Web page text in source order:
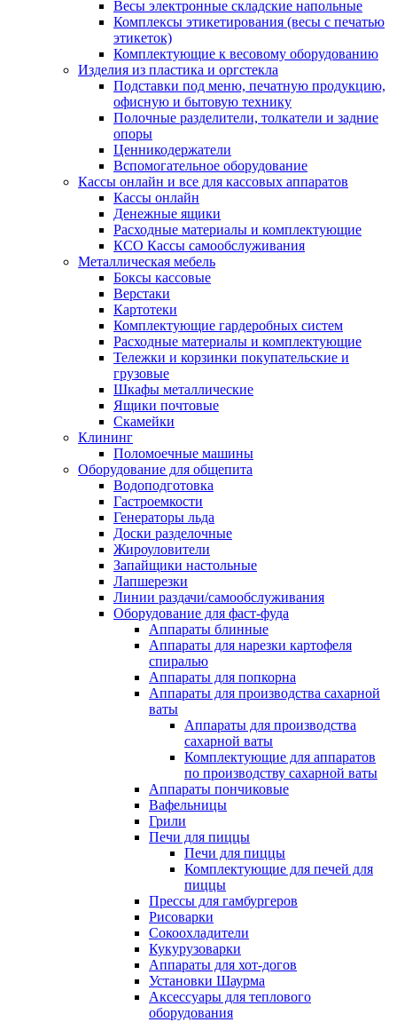
Весы электронные складские напольные
Комплексы этикетирования (весы с печатью
этикеток)
Комплектующие к весовому оборудованию
Изделия из пластика и оргстекла
Подставки под меню, печатную продукцию,
офисную и бытовую технику
Полочные разделители, толкатели и задние
опоры
Ценникодержатели
Вспомогательное оборудование
Кассы онлайн и все для кассовых аппаратов
Кассы онлайн
Денежные ящики
Расходные материалы и комплектующие
КСО Кассы самообслуживания
Металлическая мебель
Боксы кассовые
Верстаки
Картотеки
Комплектующие гардеробных систем
Расходные материалы и комплектующие
Тележки и корзинки покупательские и
грузовые
Шкафы металлические
Ящики почтовые
Скамейки
Клининг
Поломоечные машины
Оборудование для общепита
Водоподготовка
Гастроемкости
Генераторы льда
Доски разделочные
Жироуловители
Запайщики настольные
Лапшерезки
Линии раздачи/самообслуживания
Оборудование для фаст-фуда
Аппараты блинные
Аппараты для нарезки картофеля
спиралью
Аппараты для попкорна
Аппараты для производства сахарной
ваты
Аппараты для производства
сахарной ваты
Комплектующие для аппаратов
по производству сахарной ваты
Аппараты пончиковые
Вафельницы
Грили
Печи для пиццы
Печи для пиццы
Комплектующие для печей для
пиццы
Прессы для гамбургеров
Рисоварки
Сокоохладители
Кукурузоварки
Аппараты для хот-догов
Установки Шаурма
Аксессуары для теплового
оборудования